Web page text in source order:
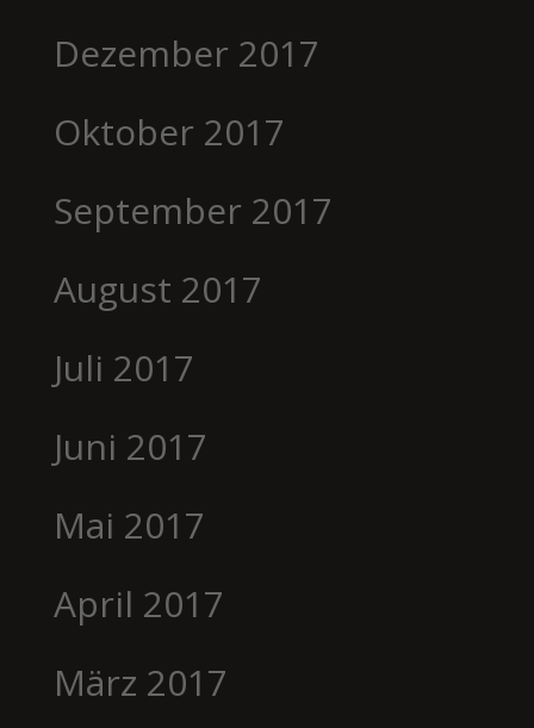
Dezember 2017
Oktober 2017
September 2017
August 2017
Juli 2017
Juni 2017
Mai 2017
April 2017
März 2017